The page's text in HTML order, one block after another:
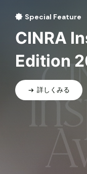
Special Feature
CINRA
Edition
詳しくみる